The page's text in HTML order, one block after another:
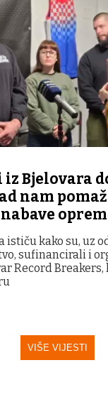
Bjelovara
nam
ističu kako su, uz
sufinancirali i
Record Breakers,
VIŠE VIJESTI